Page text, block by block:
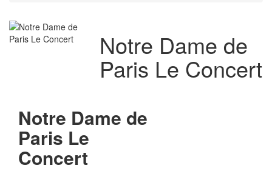
Notre Dame de
Paris Le Concert
Notre Dame de
Paris Le
Concert